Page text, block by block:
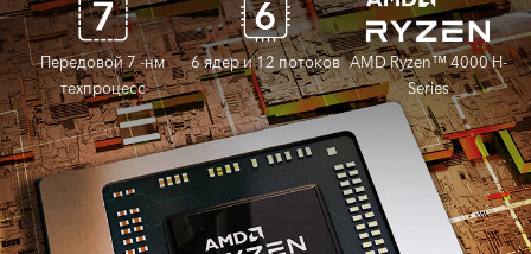
Передовой 7 -нм
техпроцесс
6 ядер и 12 потоков AMD Ryzen™ 4000 H-
Series